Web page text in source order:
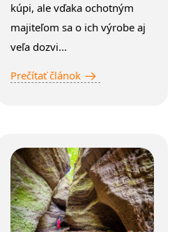
kúpi, ale vďaka ochotným
majiteľom sa o ich výrobe aj
veľa dozvi...
Prečítať článok